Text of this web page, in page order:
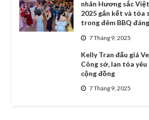
nhân Hương sắc
2025 gắn kết và tỏa
trong đêm BBQ
7 Tháng 9, 2025
Kelly Tran đấu giá
Công sở, lan tỏa
cộng đồng
7 Tháng 9, 2025